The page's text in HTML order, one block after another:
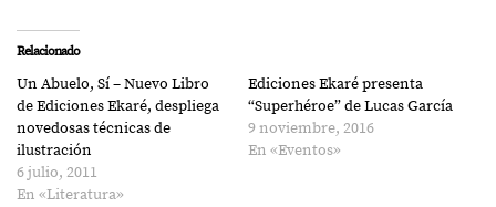
Relacionado
Un Abuelo, Sí – Nuevo Libro
de Ediciones Ekaré, despliega
novedosas técnicas de
ilustración
6 julio, 2011
En «Literatura»
Ediciones Ekaré presenta
“Superhéroe” de Lucas García
9 noviembre, 2016
En «Eventos»